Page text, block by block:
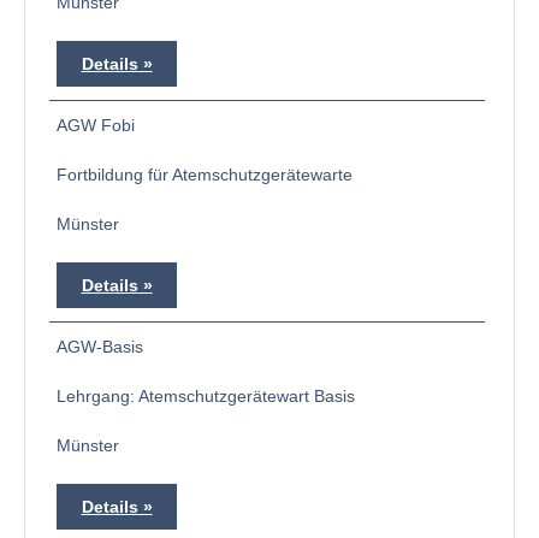
Details
AGW Fobi
Fortbildung für Atemschutzgerätewarte
Münster
Details
AGW-Basis
Lehrgang: Atemschutzgerätewart Basis
Münster
Details